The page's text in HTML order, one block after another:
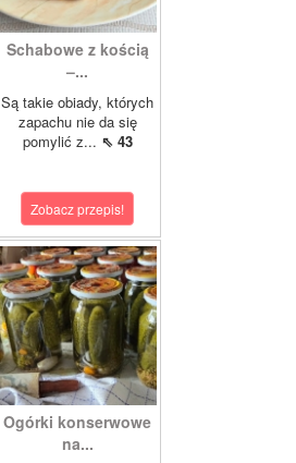
Schabowe z kością
–...
Są takie obiady, których
zapachu nie da się
pomylić z... ⇖ 43
Zobacz przepis!
Ogórki konserwowe
na...